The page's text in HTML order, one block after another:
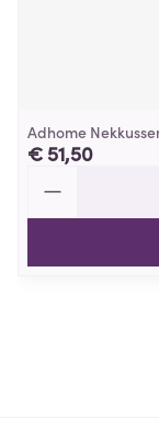
Adhome
€ 51,50